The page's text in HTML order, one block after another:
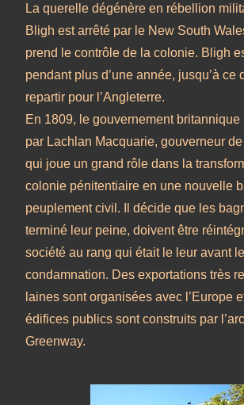
La querelle dégénère en rébellion
Bligh est arrêté par le New South
prend le contrôle de la colonie. Bligh
pendant plus d’une année, jusqu’à ce
repartir pour l’Angleterre.
En 1809, le gouvernement
par Lachlan Macquarie, gouverneur
qui joue un grand rôle dans la
colonie pénitentiaire en une nouvelle
peuplement civil. Il décide que les
terminé leur peine, doivent être
société au rang qui était le leur avant
condamnation. Des exportations très
laines sont organisées avec l’Europe
édifices publics sont construits par
Greenway.